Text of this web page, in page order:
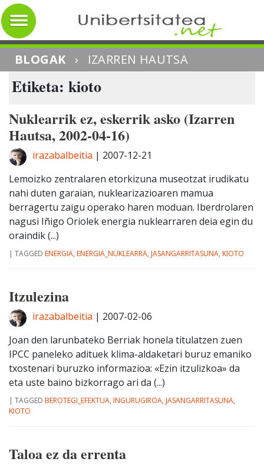
BLOGAK › IZARREN HAUTSA
Etiketa: kioto
Nuklearrik ez, eskerrik asko (Izarren
Hautsa, 2002-04-16)
irazabalbeitia | 2007-12-21
Lemoizko zentralaren etorkizuna museotzat irudikatu
nahi duten garaian, nuklearizazioaren mamua
berragertu zaigu operako haren moduan. Iberdrolaren
nagusi Iñigo Oriolek energia nuklearraren deia egin du
oraindik (...)
| TAGGED ENERGIA, ENERGIA_NUKLEARRA, JASANGARRITASUNA, KIOTO
Itzulezina
irazabalbeitia | 2007-02-06
Joan den larunbateko Berriak honela titulatzen zuen
IPCC paneleko adituek klima-aldaketari buruz emaniko
txostenari buruzko informazioa: «Ezin itzulizkoa» da
eta uste baino bizkorrago ari da (...)
| TAGGED BEROTEGI_EFEKTUA, INGURUGIROA, JASANGARRITASUNA,
KIOTO
Taloa ez da errenta